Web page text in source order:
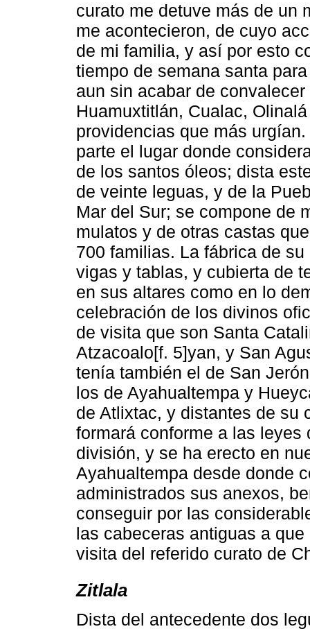
curato me detuve más de un
me acontecieron, de cuyo
de mi familia, y así por esto
tiempo de semana santa
aun sin acabar de
Huamuxtitlán, Cualac,
providencias que más
parte el lugar donde
de los santos óleos; dista
de veinte leguas, y de la
Mar del Sur; se compone de
mulatos y de otras castas
700 familias. La fábrica de
vigas y tablas, y cubierta de
en sus altares como en lo
celebración de los divinos
de visita que son Santa
Atzacoalo[f. 5]yan, y San
tenía también el de San
los de Ayahualtempa y
de Atlixtac, y distantes de su
formará conforme a las
división, y se ha erecto en
Ayahualtempa desde donde
administrados sus anexos,
conseguir por las
las cabeceras antiguas a
visita del referido curato de
Zitlala
Dista del antecedente dos